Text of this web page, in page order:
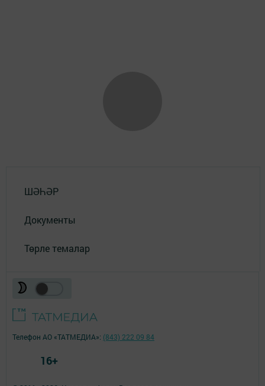
ШӘҺӘР
Документы
Төрле темалар
Телефон АО «ТАТМЕДИА»: (843) 222 09 84
16+